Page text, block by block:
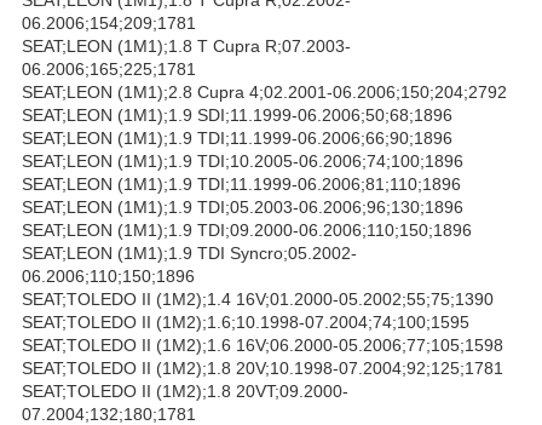
06.2006;154;209;1781
SEAT;LEON (1M1);1.8 T Cupra R;07.2003-
06.2006;165;225;1781
SEAT;LEON (1M1);2.8 Cupra 4;02.2001-06.2006;150;204;2792
SEAT;LEON (1M1);1.9 SDI;11.1999-06.2006;50;68;1896
SEAT;LEON (1M1);1.9 TDI;11.1999-06.2006;66;90;1896
SEAT;LEON (1M1);1.9 TDI;10.2005-06.2006;74;100;1896
SEAT;LEON (1M1);1.9 TDI;11.1999-06.2006;81;110;1896
SEAT;LEON (1M1);1.9 TDI;05.2003-06.2006;96;130;1896
SEAT;LEON (1M1);1.9 TDI;09.2000-06.2006;110;150;1896
SEAT;LEON (1M1);1.9 TDI Syncro;05.2002-
06.2006;110;150;1896
SEAT;TOLEDO II (1M2);1.4 16V;01.2000-05.2002;55;75;1390
SEAT;TOLEDO II (1M2);1.6;10.1998-07.2004;74;100;1595
SEAT;TOLEDO II (1M2);1.6 16V;06.2000-05.2006;77;105;1598
SEAT;TOLEDO II (1M2);1.8 20V;10.1998-07.2004;92;125;1781
SEAT;TOLEDO II (1M2);1.8 20VT;09.2000-
07.2004;132;180;1781